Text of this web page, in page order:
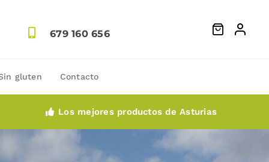
679 160 656
gluten Contacto
Los mejores productos de Asturias